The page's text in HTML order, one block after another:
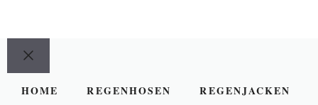
Schließen
HOME
REGENHOSEN REGENJACKEN